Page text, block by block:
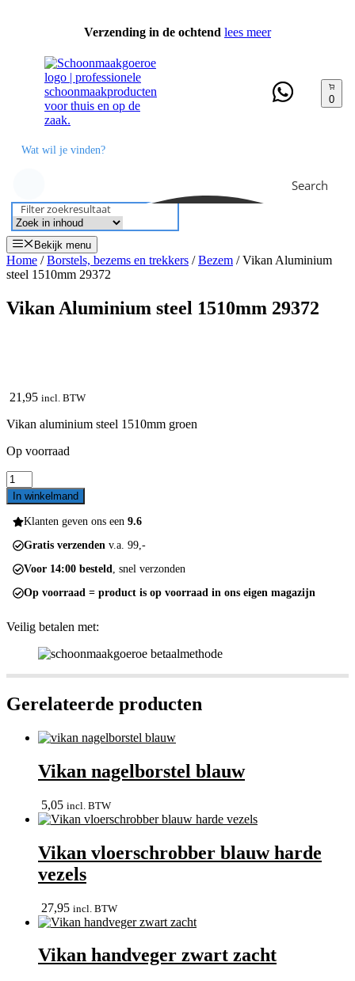
Verzending in de ochtend lees meer
Search
Filter zoekresultaat
0
Bekijk menu
Home /Borstels, bezems en trekkers /Bezem / Vikan Aluminium
steel 1510mm 29372
Vikan Aluminium steel 1510mm 29372
21,95 incl. BTW
Vikan aluminium steel 1510mm groen
Op voorraad
Vikan
Aluminium
steel
1510mm
aantal
In winkelmand
Klanten geven ons een 9.6
Gratis verzenden v.a. 99,-
Voor 14:00 besteld, snel verzonden
Op voorraad = product is op voorraad in ons eigen magazijn
Veilig betalen met:
Gerelateerde producten
Vikan nagelborstel blauw
5,05 incl. BTW
Vikan vloerschrobber blauw harde
vezels
27,95 incl. BTW
Vikan handveger zwart zacht